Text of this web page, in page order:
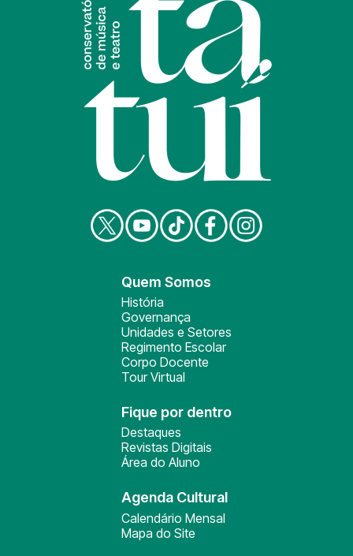
Quem Somos
História
Governança
Unidades e Setores
Regimento Escolar
Corpo Docente
Tour Virtual
Fique por dentro
Destaques
Revistas Digitais
Área do Aluno
Agenda Cultural
Calendário Mensal
Mapa do Site